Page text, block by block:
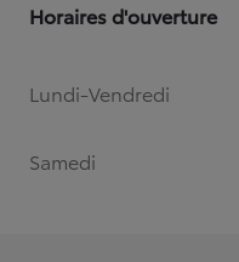
Horaires d'ouverture
Lundi-Vendredi
Samedi